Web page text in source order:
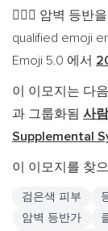
🧗🏿‍♀️ 암벽 등반
qualified emoji
Emoji 5.0 에서
이 이모지는 다
과 그룹화됨 사
Supplemental
이 이모지를 찾
검은색 피부
암벽 등반가